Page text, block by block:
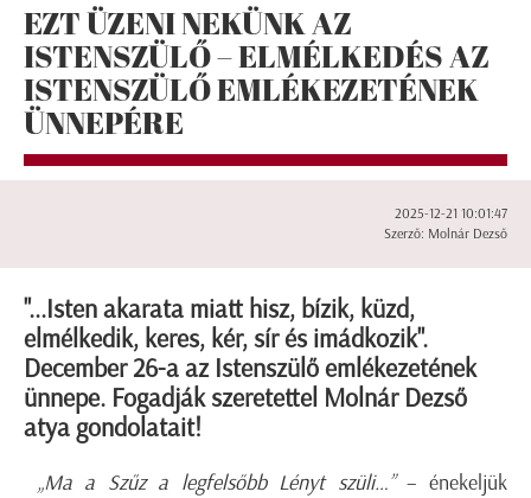
EZT ÜZENI NEKÜNK AZ
ISTENSZÜLŐ – ELMÉLKEDÉS AZ
ISTENSZÜLŐ EMLÉKEZETÉNEK
ÜNNEPÉRE
2025-12-21 10:01:47
Szerző: Molnár Dezső
"...Isten akarata miatt hisz, bízik, küzd,
elmélkedik, keres, kér, sír és imádkozik".
December 26-a az Istenszülő emlékezetének
ünnepe. Fogadják szeretettel Molnár Dezső
atya gondolatait!
„Ma a Szűz a legfelsőbb Lényt szüli…”– énekeljük